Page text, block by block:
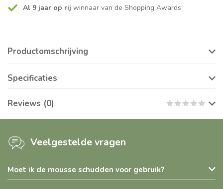
Al 9 jaar op rij winnaar van de Shopping Awards
Productomschrijving
Specificaties
Reviews (0)
Veelgestelde vragen
Moet ik de mousse schudden voor gebruik?